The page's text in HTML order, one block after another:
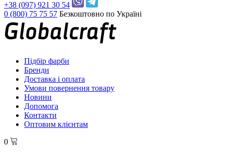
+38 (097) 921 30 54
0 (800) 75 75 57 Безкоштовно по Україні
Підбір фарби
Бренди
Доставка і оплата
Умови повернення товару
Новини
Допомога
Контакти
Оптовим клієнтам
0